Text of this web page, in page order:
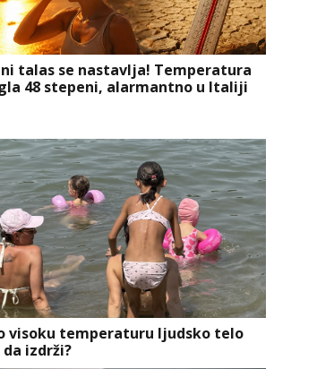
talas se nastavlja! Temperatura
48 stepeni, alarmantno u Italiji
visoku temperaturu ljudsko telo
da izdrži?